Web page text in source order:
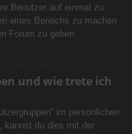
Benutzer auf einmal zu
eines Bereichs zu machen
Forum zu geben.
und wie trete ich
im persönlichen
kannst du dies mit der